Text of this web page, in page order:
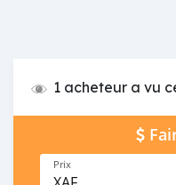
1 acheteur a vu
Prix